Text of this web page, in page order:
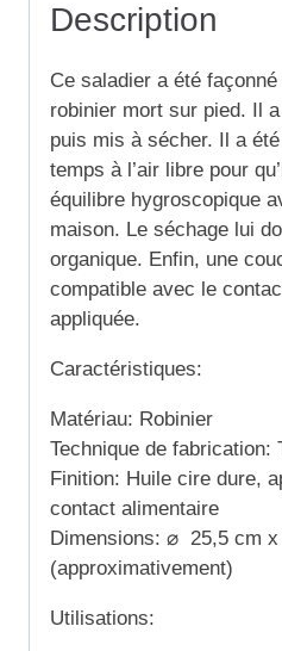
Description
Ce saladier a été
robinier mort sur pied. Il
puis mis à sécher. Il a
temps à l’air libre pour
équilibre hygroscopique
maison. Le séchage lui
organique. Enfin, une
compatible avec le
appliquée.
Caractéristiques:
Matériau: Robinier
Technique de fabrication:
Finition: Huile cire dure,
contact alimentaire
Dimensions: ⌀ 25,5 cm x
(approximativement)
Utilisations: